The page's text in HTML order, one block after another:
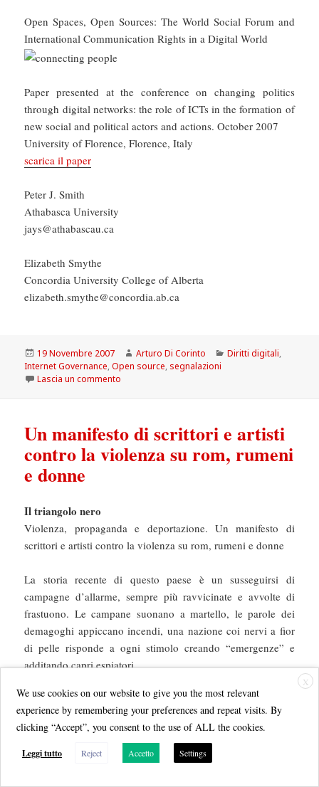
Open Spaces, Open Sources: The World Social Forum and
International Communication Rights in a Digital World
Paper presented at the conference on changing politics
through digital networks: the role of ICTs in the formation of
new social and political actors and actions. October 2007
University of Florence, Florence, Italy
scarica il paper
Peter J. Smith
Athabasca University
jays@athabascau.ca
Elizabeth Smythe
Concordia University College of Alberta
elizabeth.smythe@concordia.ab.ca
Scritto
il
19 Novembre 2007 Autore
Arturo Di Corinto Categorie
Diritti digitali,
Internet Governance,Open source, segnalazioni
Lascia un commento
Un manifesto di scrittori e artisti
contro la violenza su rom, rumeni
e donne
Il triangolo nero
Violenza, propaganda e deportazione. Un manifesto di
scrittori e artisti contro la violenza su rom, rumeni e donne
La storia recente di questo paese è un susseguirsi di
campagne d’allarme, sempre più ravvicinate e avvolte di
frastuono. Le campane suonano a martello, le parole dei
demagoghi appiccano incendi, una nazione coi nervi a fior
di pelle risponde a ogni stimolo creando “emergenze” e
additando capri espiatori.
sicuramente un uomo, forse un rumeno. Rumena è la donna
che, sdraiandosi in strada per fermare un autobus che non
rallentava, ha cercato di salvare quella vita. L’odioso crimine
scuote l’Italia, il gesto di altruismo viene rimosso.
Il giorno precedente, sempre a Roma, una donna rumena è
stata violentata e ridotta in fin di vita da un uomo. Due
X
We use cookies on our website to give you the most relevant
experience by remembering your preferences and repeat visits. By
clicking “Accept”, you consent to the use of ALL the cookies.
Leggi tutto Reject Accetto Settings